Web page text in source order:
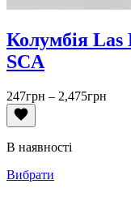
Колумбія Las
SCA
247грн – 2,475грн
В наявності
Вибрати